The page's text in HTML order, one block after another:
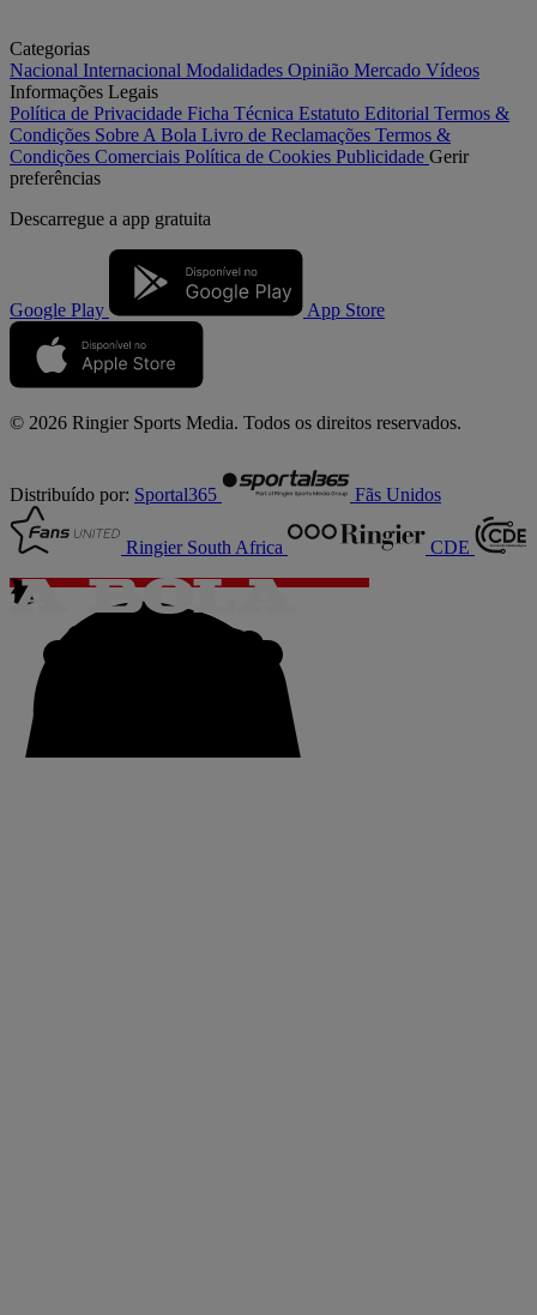
Categorias
Nacional Internacional Modalidades Opinião Mercado Vídeos
Informações Legais
Política de Privacidade Ficha Técnica Estatuto Editorial Termos &
Condições Sobre A Bola Livro de Reclamações Termos &
Condições Comerciais Política de Cookies Publicidade Gerir
preferências
Descarregue a app gratuita
Google Play App Store
© 2026 Ringier Sports Media. Todos os direitos reservados.
Distribuído por: Sportal365 Fãs Unidos
Ringier South Africa CDE